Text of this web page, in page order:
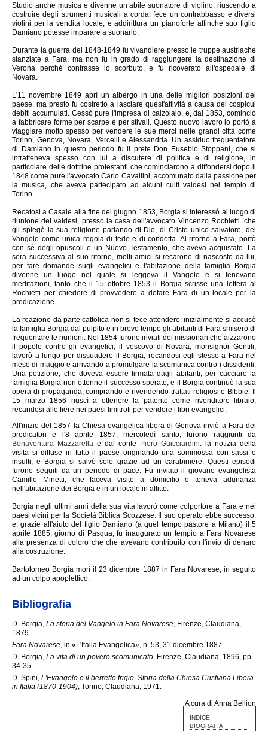
INDICE
BIOGRAFIA
Studiò anche musica e divenne un abile suonatore di violino, riuscendo a
costruire degli strumenti musicali a corda: fece un contrabbasso e diversi
violini per la vendita locale, e addirittura un pianoforte affinchè suo figlio
Damiano potesse imparare a suonarlo.
Durante la guerra del 1848-1849 fu vivandiere presso le truppe austriache
stanziate a Fara, ma non fu in grado di raggiungere la destinazione di
Verona perché contrasse lo scorbuto, e fu ricoverato all'ospedale di
Novara.
L'11 novembre 1849 aprì un albergo in una delle migliori posizioni del
paese, ma presto fu costretto a lasciare quest'attività a causa dei cospicui
debiti accumulati. Cessò pure l'impresa di calzolaio, e, dal 1853, cominciò
a fabbricare forme per scarpe e per stivali. Questo nuovo lavoro lo portò a
viaggiare molto spesso per vendere le sue merci nelle grandi città come
Torino, Genova, Novara, Vercelli e Alessandria. Un assiduo frequentatore
di Damiano in questo periodo fu il prete Don Eusebio Stoppani, che si
intratteneva spesso con lui a discutere di politica e di religione, in
particolare delle dottrine protestanti che cominciarono a diffondersi dopo il
1848 come pure l'avvocato Carlo Cavallini, accomunato dalla passione per
la musica, che aveva partecipato ad alcuni culti valdesi nel tempio di
Torino.
Recatosi a Casale alla fine del giugno 1853, Borgia si interessò al luogo di
riunione dei valdesi, presso la casa dell'avvocato Vincenzo Rochietti. che
gli spiegò la sua religione parlando di Dio, di Cristo unico salvatore, del
Vangelo come unica regola di fede e di condotta. Al ritorno a Fara, portò
con sè degli opuscoli e un Nuovo Testamento, che aveva acquistato. La
sera successiva al suo ritorno, molti amici si recarono di nascosto da lui,
per fare domande sugli evangelici e l'abitazione della famiglia Borgia
divenne un luogo nel quale si leggeva il Vangelo e si tenevano
meditazioni, tanto che il 15 ottobre 1853 il Borgia scrisse una lettera al
Rochietti per chiedere di provvedere a dotare Fara di un locale per la
predicazione.
La reazione da parte cattolica non si fece attendere: inizialmente si accusò
la famiglia Borgia dal pulpito e in breve tempo gli abitanti di Fara smisero di
frequentare le riunioni. Nel 1854 furono inviati dei missionari che aizzarono
il popolo contro gli evangelici; il vescovo di Novara, monsignor Gentili,
lavorò a lungo per dissuadere il Borgia, recandosi egli stesso a Fara nel
mese di maggio e arrivando a promulgare la scomunica contro i dissidenti.
Una petizione, che doveva essere firmata dagli abitanti, per cacciare la
famiglia Borgia non ottenne il successo sperato, e il Borgia continuò la sua
opera di propaganda, comprando e rivendendo trattati religiosi e Bibbie. Il
15 marzo 1856 riuscì a ottenere la patente come rivenditore libraio,
recandosi alle fiere nei paesi limitrofi per vendere i libri evangelici.
All'inizio del 1857 la Chiesa evangelica libera di Genova inviò a Fara dei
predicatori e l'8 aprile 1857, mercoledì santo, furono raggiunti da
Bonaventura Mazzarella e dal conte Piero Guicciardini: la notizia della
visita si diffuse in tutto il paese originando una sommossa con sassi e
insulti, e Borgia si salvò solo grazie ad un carabiniere. Questi episodi
furono seguiti da un periodo di pace. Fu inviato il giovane evangelista
Camillo Minetti, che faceva visite a domicilio e teneva adunanza
nell'abitazione dei Borgia e in un locale in affitto.
Borgia negli ultimi anni della sua vita lavorò come colportore a Fara e nei
paesi vicini per la Società Biblica Scozzese. Il suo operato ebbe successo,
e, grazie all'aiuto del figlio Damiano (a quel tempo pastore a Milano) il 5
aprile 1885, giorno di Pasqua, fu inaugurato un tempio a Fara Novarese
alla presenza di coloro che che avevano contribuito con l'invio di denaro
alla costruzione.
Bartolomeo Borgia morì il 23 dicembre 1887 in Fara Novarese, in seguito
ad un colpo apoplettico.
Bibliografia
D. Borgia, La storia del Vangelo in Fara Novarese , Firenze, Claudiana,
1879.
Fara Novarese , in «L'Italia Evangelica», n. 53, 31 dicembre 1887.
D. Borgia, La vita di un povero scomunicato , Firenze, Claudiana, 1896, pp.
34-35.
D. Spini, L'Evangelo e il berretto frigio. Storia della Chiesa Cristiana Libera
in Italia (1870-1904) , Torino, Claudiana, 1971.
A cura di Anna Bellion